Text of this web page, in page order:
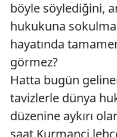
böyle söylediğini,
hukukuna
hayatında
görmez?
Hatta bugün
tavizlerle dünya
düzenine aykırı
saat Kurmançi